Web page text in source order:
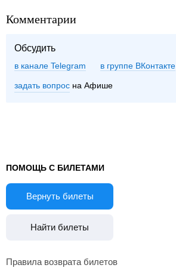
Комментарии
Обсудить
в канале Telegram группе ВКонтакте
задать вопрос на Афише
ПОМОЩЬ С БИЛЕТАМИ
Вернуть билеты
Найти билеты
Правила возврата билетов